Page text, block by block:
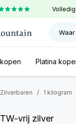
Platina
Zilverbaren / 1 kilogram
vrij zilver